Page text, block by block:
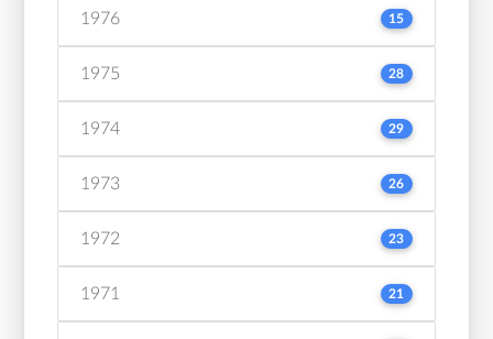
1976 15
1975 28
1974 29
1973 26
1972 23
1971 21